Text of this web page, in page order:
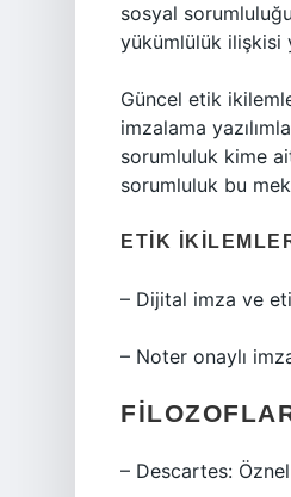
sosyal
yükümlülük ilişkisi
Güncel etik
imzalama
sorumluluk kime
sorumluluk bu
ETIK
– Dijital imza ve
– Noter onaylı
– Descartes: